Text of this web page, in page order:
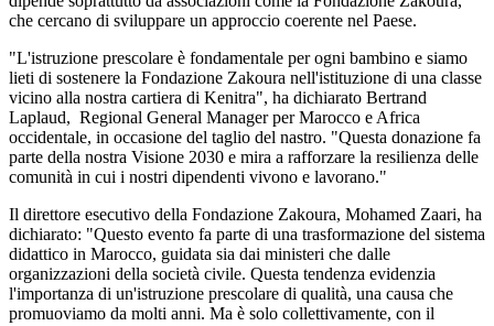
che cercano di sviluppare un approccio coerente nel Paese.
"L'istruzione prescolare è fondamentale per ogni bambino e siamo
lieti di sostenere la Fondazione Zakoura nell'istituzione di una classe
vicino alla nostra cartiera di Kenitra", ha dichiarato Bertrand
Laplaud, Regional General Manager per Marocco e Africa
occidentale, in occasione del taglio del nastro. "Questa donazione fa
parte della nostra Visione 2030 e mira a rafforzare la resilienza delle
comunità in cui i nostri dipendenti vivono e lavorano."
Il direttore esecutivo della Fondazione Zakoura, Mohamed Zaari, ha
dichiarato: "Questo evento fa parte di una trasformazione del sistema
didattico in Marocco, guidata sia dai ministeri che dalle
organizzazioni della società civile. Questa tendenza evidenzia
l'importanza di un'istruzione prescolare di qualità, una causa che
promuoviamo da molti anni. Ma è solo collettivamente, con il